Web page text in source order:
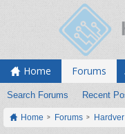
Home Forums
Search Forums Recent
Home Forums Hardver